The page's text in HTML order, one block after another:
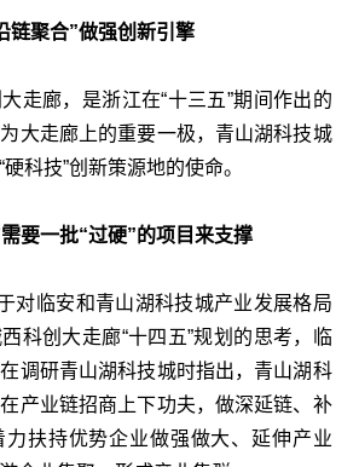
链聚合”做强创新引擎
走廊，是浙江在“十三五”期间作出的
大走廊上的重要一极，青山湖科技城
科技”创新策源地的使命。
要一批“过硬”的项目来支撑
对临安和青山湖科技城产业发展格局
科创大走廊“十四五”规划的思考，临
调研青山湖科技城时指出，青山湖科
产业链招商上下功夫，做深延链、补
扶持优势企业做强做大、延伸产业